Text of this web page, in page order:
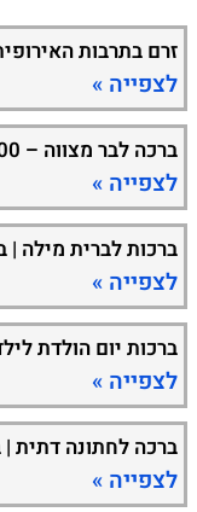
זרם בתרבות האירופית
לצפייה »
ברכה לבר מצווה – 100+ ברכות מיוחדות לבר מצווה!
לצפייה »
ברכות לברית מילה |
לצפייה »
ברכות יום הולדת
לצפייה »
ברכה לחתונה דתית
לצפייה »